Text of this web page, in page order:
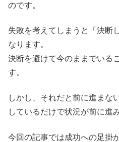
のです。
失敗を考えてしまうと「決断
なります。
決断を避けて今のままでいる
す。
しかし、それだと前に進まな
しているだけで状況が前に進
今回の記事では成功への足掛